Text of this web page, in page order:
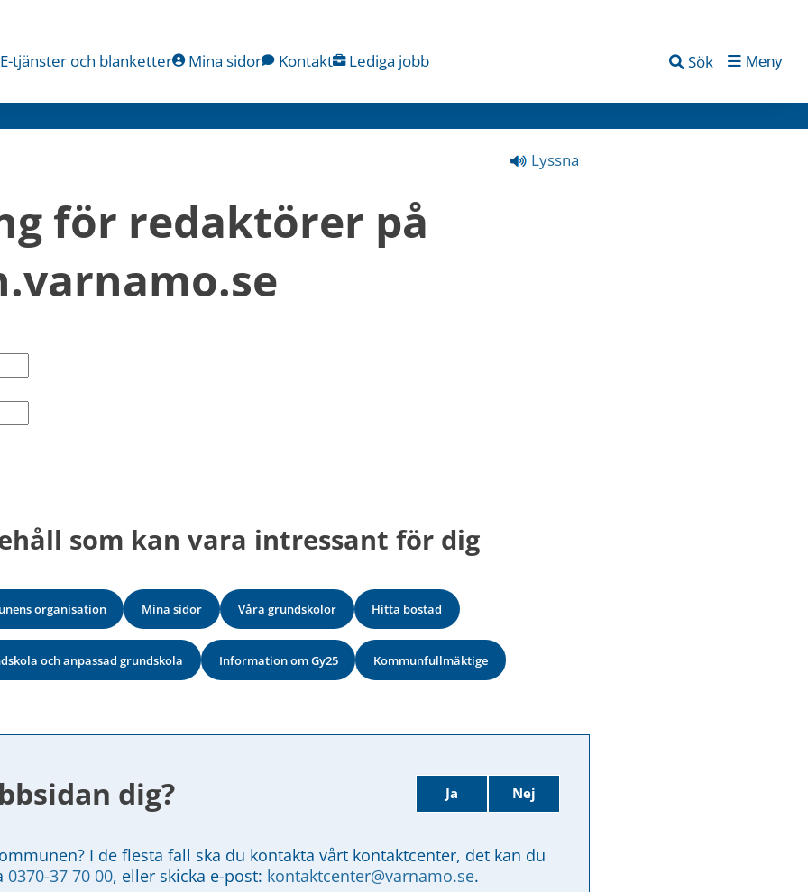
E-tjänster och blanketter Mina sidor Kontakt Lediga jobb Sök Meny
Lyssna
för redaktörer på
som kan vara intressant för dig
organisation Mina sidor Våra grundskolor Hitta bostad
och anpassad grundskola Information om Gy25 Kommunfullmäktige
dig? Ja Nej
I de flesta fall ska du kontakta vårt kontaktcenter, det kan du
0370-37 70 00, eller skicka e-post: kontaktcenter@varnamo.se.